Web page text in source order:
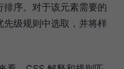
序。对于该元素需要的
级规则中选取，并将样